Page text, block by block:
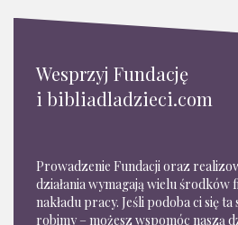
Wesprzyj Fundację
i bibliadladzieci.com
Prowadzenie Fundacji oraz
działania wymagają wielu środków
nakładu pracy. Jeśli podoba ci się
robimy – możesz wspomóc naszą